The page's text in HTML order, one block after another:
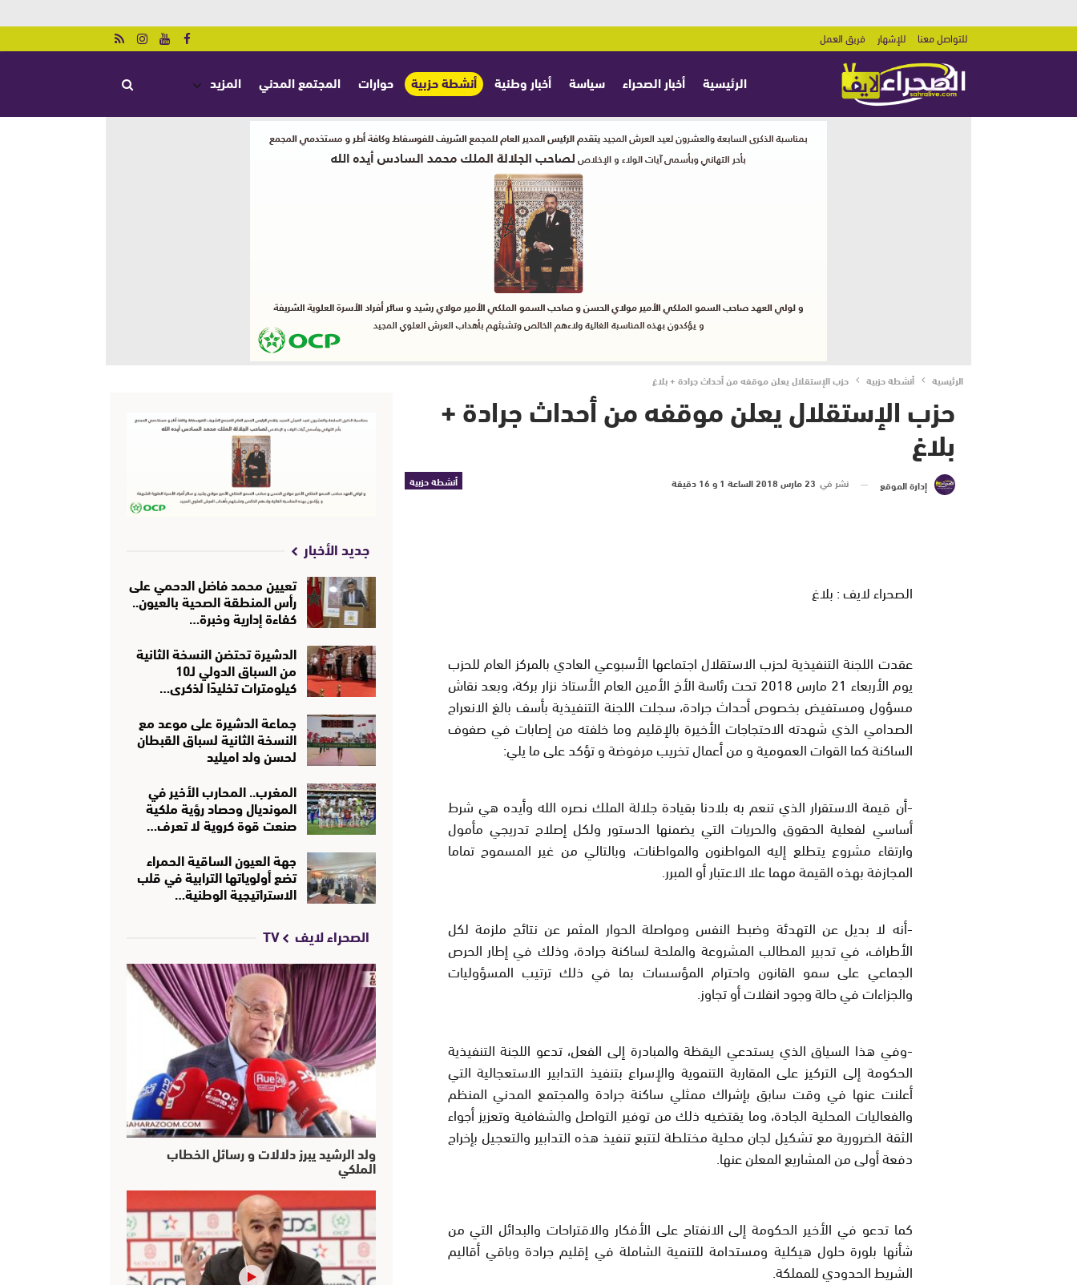
للتواصل معنا للإشهار فريق العمل
الرئيسية أخبار الصحراء سياسة أخبار وطنية أنشطة حزبية حوارات المجتمع المدني المزيد
الرئيسية أنشطة حزبية حزب الإستقلال يعلن موقفه من أحداث جرادة + بلاغ
حزب الإستقلال يعلن موقفه من أحداث جرادة +
بلاغ
أنشطة حزبية إدارة الموقع نشر في 23 مارس 2018 الساعة 1 و 16 دقيقة
الصحراء لايف : بلاغ
عقدت اللجنة التنفيذية لحزب الاستقلال اجتماعها الأسبوعي العادي بالمركز العام للحزب
يوم الأربعاء 21 مارس 2018 تحت رئاسة الأخ الأمين العام الأستاذ نزار بركة، وبعد نقاش
مسؤول ومستفيض بخصوص أحداث جرادة، سجلت اللجنة التنفيذية بأسف بالغ الانعراج
الصدامي الذي شهدته الاحتجاجات الأخيرة بالإقليم وما خلفته من إصابات في صفوف
الساكنة كما القوات العمومية و من أعمال تخريب مرفوضة و تؤكد على ما يلي:
-أن قيمة الاستقرار الذي تنعم به بلادنا بقيادة جلالة الملك نصره الله وأيده هي شرط
أساسي لفعلية الحقوق والحريات التي يضمنها الدستور ولكل إصلاح تدريجي مأمول
وارتقاء مشروع يتطلع إليه المواطنون والمواطنات، وبالتالي من غير المسموح تماما
المجازفة بهذه القيمة مهما علا الاعتبار أو المبرر.
-أنه لا بديل عن التهدئة وضبط النفس ومواصلة الحوار المثمر عن نتائج ملزمة لكل
الأطراف، في تدبير المطالب المشروعة والملحة لساكنة جرادة، وذلك في إطار الحرص
الجماعي على سمو القانون واحترام المؤسسات بما في ذلك ترتيب المسؤوليات
والجزاءات في حالة وجود انفلات أو تجاوز.
-وفي هذا السياق الذي يستدعي اليقظة والمبادرة إلى الفعل، تدعو اللجنة التنفيذية
الحكومة إلى التركيز على المقاربة التنموية والإسراع بتنفيذ التدابير الاستعجالية التي
أعلنت عنها في وقت سابق بإشراك ممثلي ساكنة جرادة والمجتمع المدني المنظم
والفعاليات المحلية الجادة، وما يقتضيه ذلك من توفير التواصل والشفافية وتعزيز أجواء
الثقة الضرورية مع تشكيل لجان محلية مختلطة لتتبع تنفيذ هذه التدابير والتعجيل بإخراج
دفعة أولى من المشاريع المعلن عنها.
كما تدعو في الأخير الحكومة إلى الانفتاح على الأفكار والاقتراحات والبدائل التي من
شأنها بلورة حلول هيكلية ومستدامة للتنمية الشاملة في إقليم جرادة وباقي أقاليم
الشريط الحدودي للمملكة.
جديد الأخبار
تعيين محمد فاضل الدحمي على
رأس المنطقة الصحية بالعيون..
كفاءة إدارية وخبرة…
الدشيرة تحتضن النسخة الثانية
من السباق الدولي لـ10
كيلومترات تخليدًا لذكرى…
جماعة الدشيرة على موعد مع
النسخة الثانية لسباق القبطان
لحسن ولد اميليد
المغرب.. المحارب الأخير في
المونديال وحصاد رؤية ملكية
صنعت قوة كروية لا تعرف…
جهة العيون الساقية الحمراء
تضع أولوياتها الترابية في قلب
الاستراتيجية الوطنية…
الصحراء لايف TV
ولد الرشيد يبرز دلالات و رسائل الخطاب
الملكي